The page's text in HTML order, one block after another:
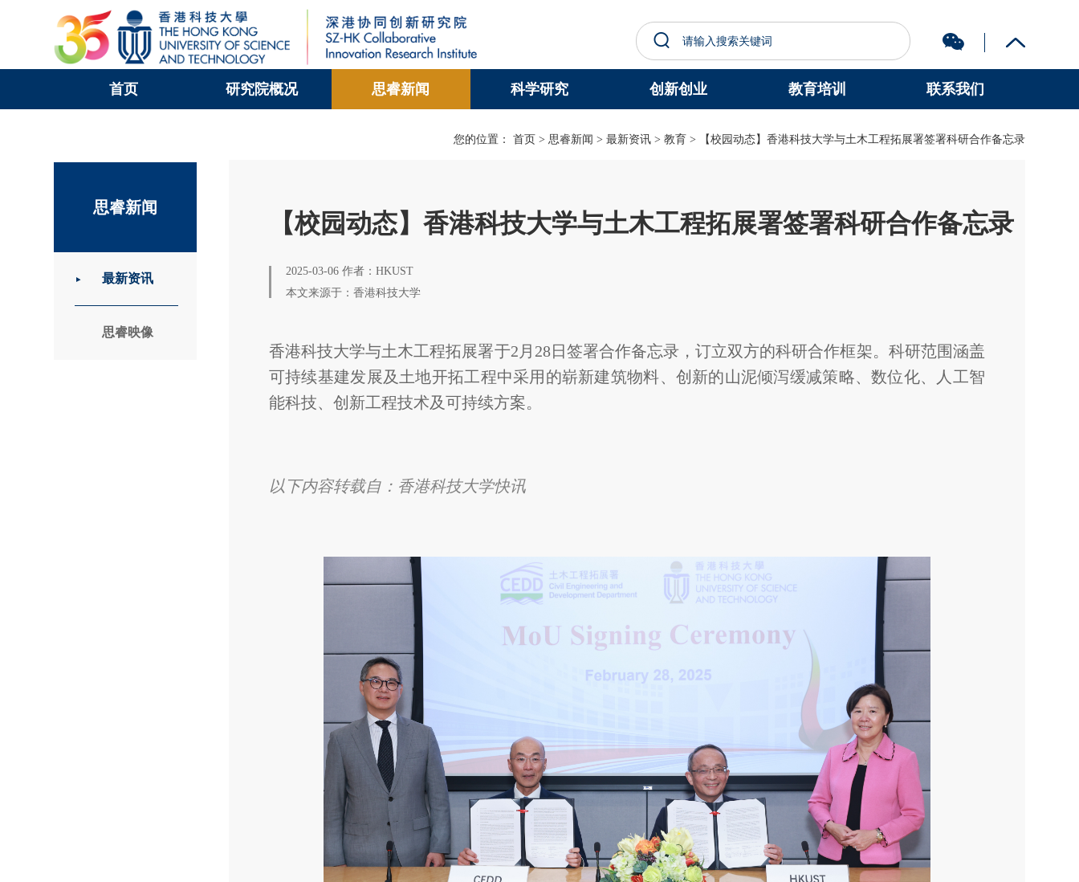
科大新闻 学术部门索引 生活@科大
工作@科大 教授简录 认识科大
首页 研究院概况 思睿新闻 科学研究 创新创业 教育培训 联系我们
思睿新闻
最新资讯
思睿映像
您的位置： 首页 > 思睿新闻 > 最新资讯> 教育 > 【校园动态】香港科技大学与土木工程拓展署签署科研合作备忘录
【校园动态】香港科技大学与土木工程拓展署签署科研合作备忘录
2025-03-06 作者：HKUST
本文来源于：香港科技大学
香港科技大学与土木工程拓展署于2月28日签署合作备忘录，订立双方的科研合作框架。科研范围涵盖
可持续基建发展及土地开拓工程中采用的崭新建筑物料、创新的山泥倾泻缓减策略、数位化、人工智
能科技、创新工程技术及可持续方案。
以下内容转载自：香港科技大学快讯